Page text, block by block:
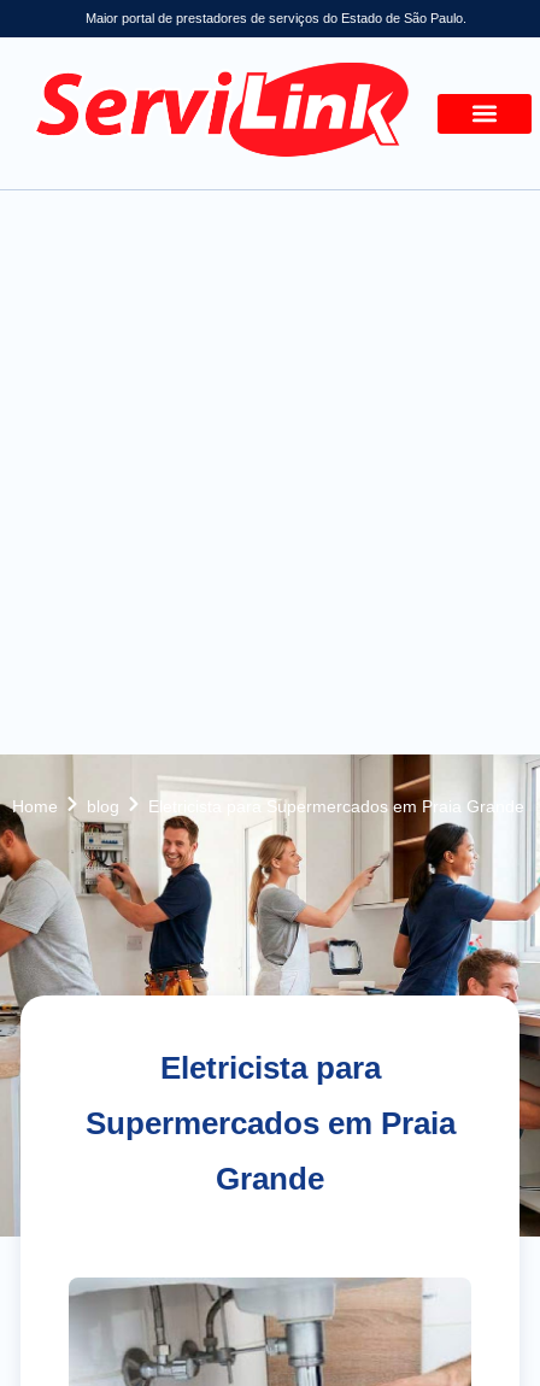
Maior portal de prestadores de serviços do Estado de São Paulo.
Home blog Eletricista para Supermercados em Praia Grande
Eletricista para
Supermercados em Praia
Grande